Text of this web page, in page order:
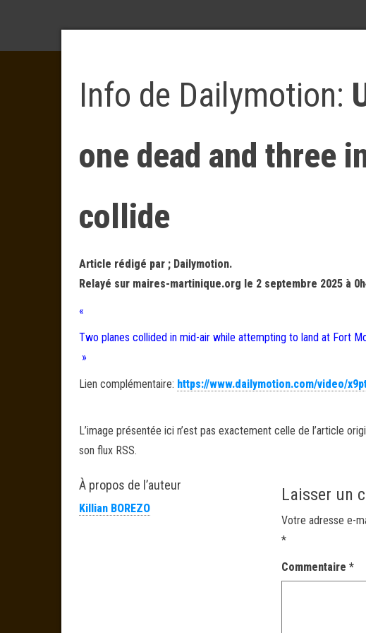
Info de Dailymotion:
one dead and three
collide
Article rédigé par ; Dailymotion.
Relayé sur maires-martinique.org le 2 septembre 2025 à
«
Two planes collided in mid-air while attempting to land at Fort
»
Lien complémentaire: https://www.dailymotion.com/video/
L’image présentée ici n’est pas exactement celle de l’article
son flux RSS.
À propos de l’auteur
Killian BOREZO
Laisser un
Votre adresse e-
*
Commentaire*